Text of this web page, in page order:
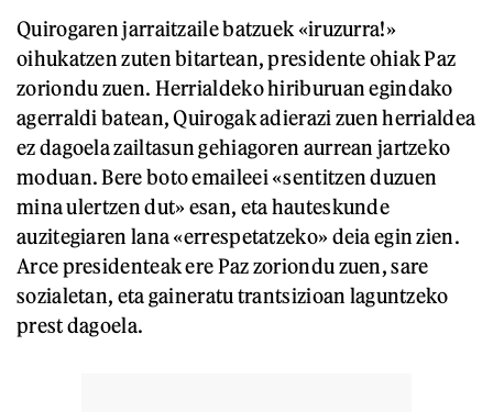
Quirogaren jarraitzaile batzuek «iruzurra!»
oihukatzen zuten bitartean, presidente ohiak Paz
zoriondu zuen. Herrialdeko hiriburuan egindako
agerraldi batean, Quirogak adierazi zuen herrialdea
ez dagoela zailtasun gehiagoren aurrean jartzeko
moduan. Bere boto emaileei «sentitzen duzuen
mina ulertzen dut» esan, eta hauteskunde
auzitegiaren lana «errespetatzeko» deia egin zien.
Arce presidenteak ere Paz zoriondu zuen, sare
sozialetan, eta gaineratu trantsizioan laguntzeko
prest dagoela.